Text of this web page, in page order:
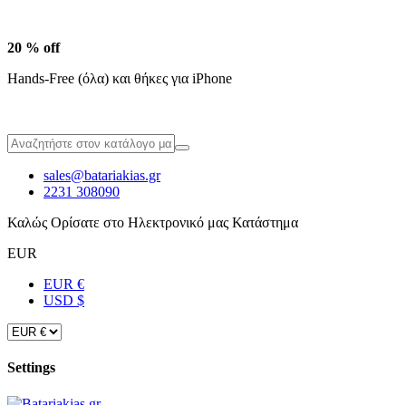
20 % off
Hands-Free (όλα) και θήκες για iPhone
sales@batariakias.gr
2231 308090
Καλώς Ορίσατε στο Ηλεκτρονικό μας Κατάστημα
EUR
EUR €
USD $
Settings